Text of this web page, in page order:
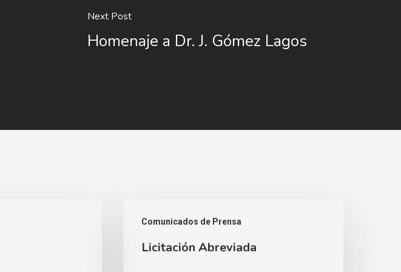
Next Post
Homenaje a Dr. J. Gómez Lagos
Comunicados de Prensa
Abreviada
Licitación Abreviada